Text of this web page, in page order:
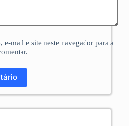
e-mail e site neste navegador para a